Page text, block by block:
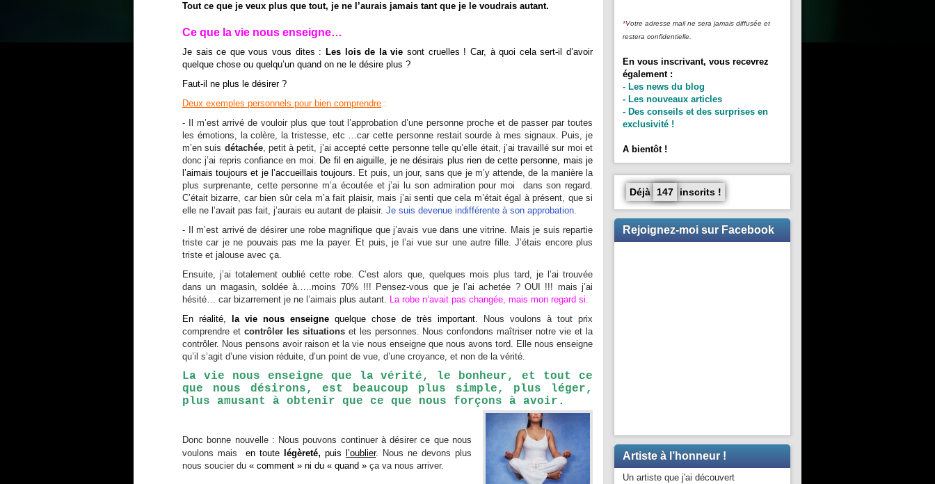
Tout ce que je veux plus que tout, je ne l’aurais jamais tant que je le voudrais autant.
Ce que la vie nous enseigne…
Je sais ce que vous vous dites : Les lois de la vie sont cruelles ! Car, à quoi cela sert-il d’avoir
quelque chose ou quelqu’un quand on ne le désire plus ?
Faut-il ne plus le désirer ?
Deux exemples personnels pour bien comprendre :
- Il m’est arrivé de vouloir plus que tout l’approbation d’une personne proche et de passer par toutes
les émotions, la colère, la tristesse, etc …car cette personne restait sourde à mes signaux. Puis, je
m’en suis détachée, petit à petit, j’ai accepté cette personne telle qu’elle était, j’ai travaillé sur moi et
donc j’ai repris confiance en moi. De fil en aiguille, je ne désirais plus rien de cette personne, mais je
l’aimais toujours et je l’accueillais toujours. Et puis, un jour, sans que je m’y attende, de la manière la
plus surprenante, cette personne m’a écoutée et j’ai lu son admiration pour moi dans son regard.
C’était bizarre, car bien sûr cela m’a fait plaisir, mais j’ai senti que cela m’était égal à présent, que si
elle ne l’avait pas fait, j’aurais eu autant de plaisir. Je suis devenue indifférente à son approbation.
- Il m’est arrivé de désirer une robe magnifique que j’avais vue dans une vitrine. Mais je suis repartie
triste car je ne pouvais pas me la payer. Et puis, je l’ai vue sur une autre fille. J’étais encore plus
triste et jalouse avec ça.
Ensuite, j’ai totalement oublié cette robe. C’est alors que, quelques mois plus tard, je l’ai trouvée
dans un magasin, soldée à…..moins 70% !!! Pensez-vous que je l’ai achetée ? OUI !!! mais j’ai
hésité… car bizarrement je ne l’aimais plus autant. La robe n’avait pas changée, mais mon regard si.
En réalité,
la vie nous enseigne quelque chose de très important. Nous voulons à tout prix
comprendre et contrôler les situationset les personnes. Nous confondons maîtriser notre vie et la
contrôler. Nous pensons avoir raison et la vie nous enseigne que nous avons tord. Elle nous enseigne
qu’il s’agit d’une vision réduite, d’un point de vue, d’une croyance, et non de la vérité.
La vie nous enseigne que la vérité, le bonheur, et tout ce
que nous désirons, est beaucoup plus simple, plus léger,
plus amusant à obtenir que ce que nous forçons à avoir.
Donc bonne nouvelle : Nous pouvons continuer à désirer ce que nous
voulons mais en toute légèreté, puis l’oublier. Nous ne devons plus
nous soucier du « comment » ni du « quand » ça va nous arriver.
*Votre adresse mail ne sera jamais diffusée et
restera confidentielle.
En vous inscrivant, vous recevrez
également :
- Les news du blog
- Les nouveaux articles
- Des conseils et des surprises en
exclusivité !
A bientôt !
Déjà 147 inscrits !
Rejoignez-moi sur Facebook
Artiste à l’honneur !
Un artiste que j'ai découvert